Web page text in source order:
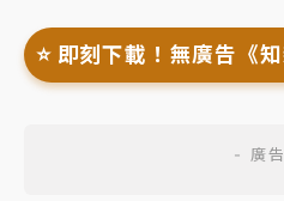
⭐️ 即刻下載！無廣告《